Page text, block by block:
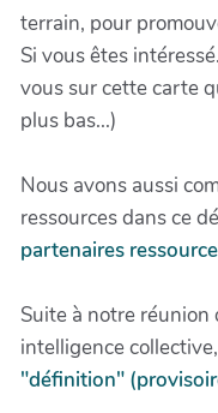
terrain, pour
Si vous êtes
vous sur cette carte
plus bas...)
Nous avons aussi
ressources dans ce
partenaires
Suite à notre
intelligence
"définition"